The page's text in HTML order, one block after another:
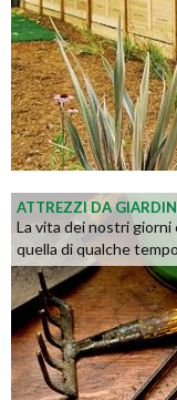
ATTREZZI DA
La vita dei nostri giorni
quella di qualche